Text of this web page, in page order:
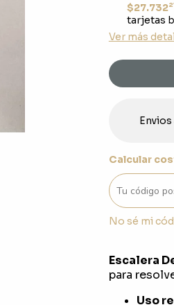
$27.732
tarjetas
Ver más
Envios
Calcular
No sé mi
Escalera
para
Uso